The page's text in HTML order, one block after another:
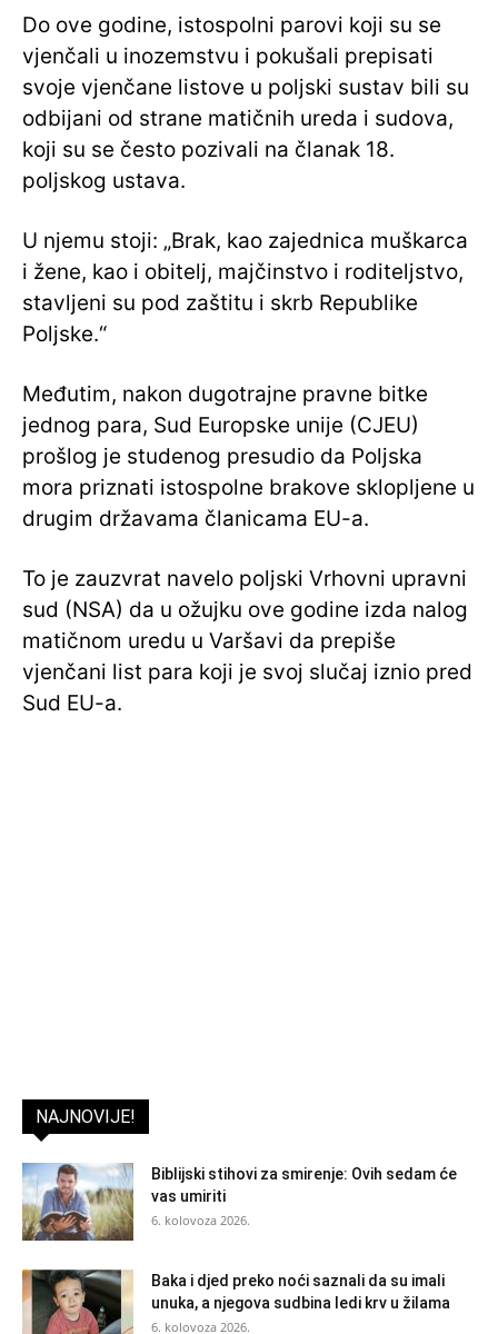
Do ove godine, istospolni parovi koji su se
vjenčali u inozemstvu i pokušali prepisati
svoje vjenčane listove u poljski sustav bili su
odbijani od strane matičnih ureda i sudova,
koji su se često pozivali na članak 18.
poljskog ustava.
U njemu stoji: „Brak, kao zajednica muškarca
i žene, kao i obitelj, majčinstvo i roditeljstvo,
stavljeni su pod zaštitu i skrb Republike
Poljske.“
Međutim, nakon dugotrajne pravne bitke
jednog para, Sud Europske unije (CJEU)
prošlog je studenog presudio da Poljska
mora priznati istospolne brakove sklopljene u
drugim državama članicama EU-a.
To je zauzvrat navelo poljski Vrhovni upravni
sud (NSA) da u ožujku ove godine izda nalog
matičnom uredu u Varšavi da prepiše
vjenčani list para koji je svoj slučaj iznio pred
Sud EU-a.
NAJNOVIJE!
Biblijski stihovi za smirenje: Ovih sedam će
vas umiriti
6. kolovoza 2026.
Baka i djed preko noći saznali da su imali
unuka, a njegova sudbina ledi krv u žilama
6. kolovoza 2026.